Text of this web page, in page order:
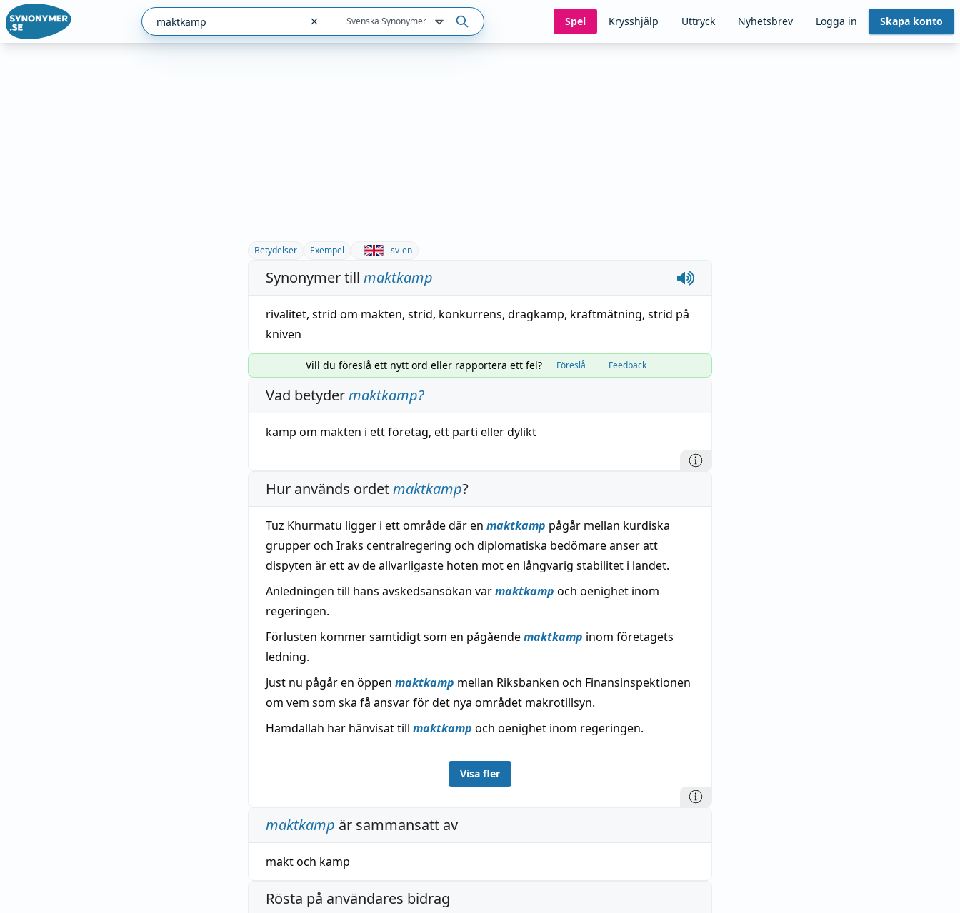
Svenska Synonymer Spel Krysshjälp Uttryck Nyhetsbrev Logga in Skapa konto
Betydelser Exempel sv-en
Synonymer till maktkamp
rivalitet, strid om makten, strid, konkurrens, dragkamp, kraftmätning, strid på
kniven
Vill du föreslå ett nytt ord eller rapportera ett fel? Föreslå Feedback
Vad betydermaktkamp?
kamp om makten i ettföretag, ett parti eller dylikt
Hur används ordetmaktkamp?
Tuz Khurmatu ligger i ett område där en maktkamp pågår mellan kurdiska
grupper och Iraks centralregering och diplomatiska bedömare anser att
dispyten är ett av de allvarligaste hoten mot en långvarig stabilitet i landet.
Anledningen till hans avskedsansökan varmaktkamp och oenighet inom
regeringen.
Förlusten kommer samtidigt som en pågåendemaktkamp inom företagets
ledning.
Just nu pågår en öppen maktkamp mellan Riksbanken och Finansinspektionen
om vem som ska få ansvar för det nya området makrotillsyn.
Hamdallah har hänvisat till maktkamp och oenighet inom regeringen.
Visa fler
maktkamp är sammansatt av
maktoch kamp
Rösta på användares bidrag